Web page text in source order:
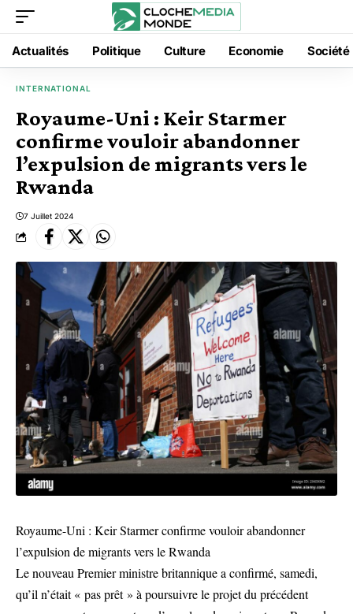
Actualités Politique Culture Economie Société
INTERNATIONAL
Royaume-Uni : Keir Starmer
confirme vouloir abandonner
l’expulsion de migrants vers le
Rwanda
7 Juillet 2024
Royaume-Uni : Keir Starmer confirme vouloir abandonner
l’expulsion de migrants vers le Rwanda
Le nouveau Premier ministre britannique a confirmé, samedi,
qu’il n’était « pas prêt » à poursuivre le projet du précédent